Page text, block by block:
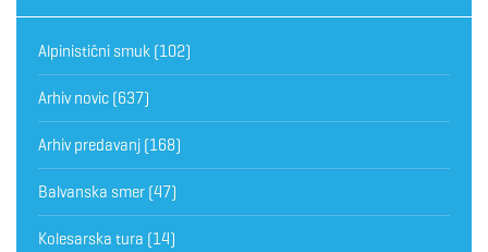
Alpinistični smuk (102)
Arhiv novic (637)
Arhiv predavanj (168)
Balvanska smer (47)
Kolesarska tura (14)